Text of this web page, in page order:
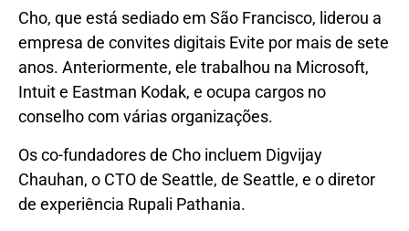
Cho, que está sediado em São Francisco, liderou a
empresa de convites digitais Evite por mais de sete
anos. Anteriormente, ele trabalhou na Microsoft,
Intuit e Eastman Kodak, e ocupa cargos no
conselho com várias organizações.
Os co-fundadores de Cho incluem Digvijay
Chauhan, o CTO de Seattle, de Seattle, e o diretor
de experiência Rupali Pathania.